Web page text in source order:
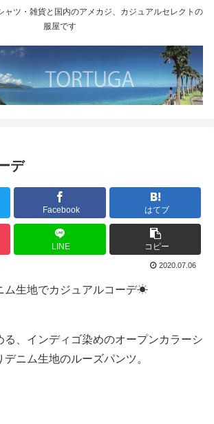
ャツ・雑貨と国内のアメカジ、カジュアルセレクトの
服屋です
デ
Facebook はてブ
LINE コピー
2020.07.06
ム生地でカジュアルコーデ☀︎
る、インディゴ染めのオープンカラーシ
ニム生地のルーズパンツ。